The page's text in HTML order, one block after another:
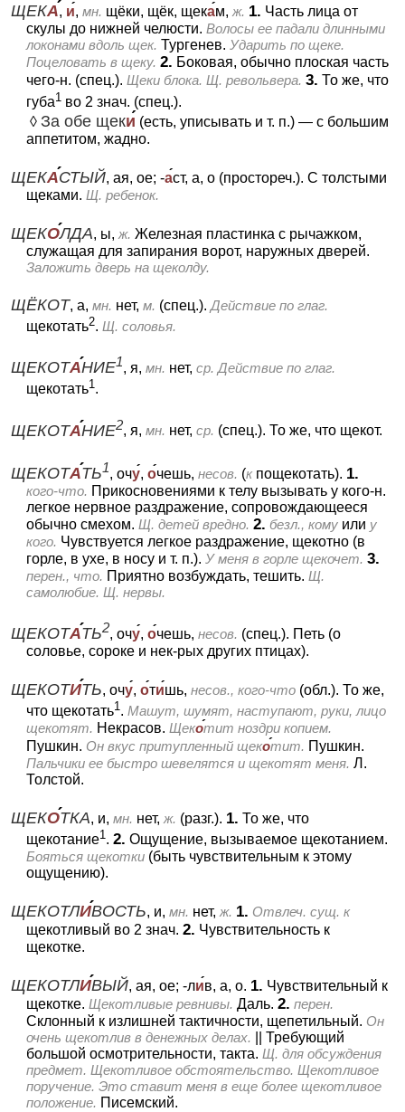
ЩЕКА, и, мн. щёки, щёк, щекам, ж. 1. Часть лица от
скулы до нижней челюсти. Волосы ее падали длинными
локонами вдоль щек. Тургенев. Ударить по щеке.
Поцеловать в щеку. 2. Боковая, обычно плоская часть
чего-н. (спец.). Щеки блока. Щ. револьвера. 3. То же, что
губа1 во 2 знач. (спец.).
◊ За обе щеки (есть, уписывать и т. п.) — с большим
аппетитом, жадно.
ЩЕКАСТЫЙ, ая, ое; -аст, а, о (простореч.). С толстыми
щеками. Щ. ребенок.
ЩЕКОЛДА, ы, ж. Железная пластинка с рычажком,
служащая для запирания ворот, наружных дверей.
Заложить дверь на щеколду.
ЩЁКОТ, а, мн. нет, м. (спец.). Действие по глаг.
щекотать2. Щ. соловья.
ЩЕКОТАНИЕ1, я, мн. нет, ср. Действие по глаг.
щекотать1.
ЩЕКОТАНИЕ2, я, мн. нет, ср. (спец.). То же, что щекот.
ЩЕКОТАТЬ1, очу, очешь, несов. (к пощекотать). 1.
кого-что. Прикосновениями к телу вызывать у кого-н.
легкое нервное раздражение, сопровождающееся
обычно смехом. Щ. детей вредно. 2. безл., кому или у
кого. Чувствуется легкое раздражение, щекотно (в
горле, в ухе, в носу и т. п.). У меня в горле щекочет. 3.
перен., что. Приятно возбуждать, тешить. Щ.
самолюбие. Щ. нервы.
ЩЕКОТАТЬ2, очу, очешь, несов. (спец.). Петь (о
соловье, сороке и нек-рых других птицах).
ЩЕКОТИТЬ, очу, отишь, несов., кого-что (обл.). То же,
что щекотать1 . Машут, шумят, наступают, руки, лицо
щекотят. Некрасов. Щекотит ноздри копием.
Пушкин. Он вкус притупленный щекотит. Пушкин.
Пальчики ее быстро шевелятся и щекотят меня. Л.
Толстой.
ЩЕКОТКА, и, мн. нет, ж. (разг.). 1. То же, что
щекотание1. 2. Ощущение, вызываемое щекотанием.
Бояться щекотки (быть чувствительным к этому
ощущению).
ЩЕКОТЛИВОСТЬ, и, мн. нет,ж. 1. Отвлеч. сущ. к
щекотливый во 2 знач. 2. Чувствительность к
щекотке.
ЩЕКОТЛИВЫЙ, ая, ое; -лив, а, о. 1. Чувствительный к
щекотке. Щекотливые ревнивы. Даль. 2. перен.
Склонный к излишней тактичности, щепетильный. Он
очень щекотлив в денежных делах.
Требующий
большой осмотрительности, такта. Щ. для обсуждения
предмет. Щекотливое обстоятельство. Щекотливое
поручение. Это ставит меня в еще более щекотливое
положение. Писемский.